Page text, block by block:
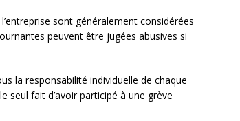
sont généralement considérées
peuvent être jugées abusives si
la responsabilité individuelle de chaque
seul fait d’avoir participé à une grève